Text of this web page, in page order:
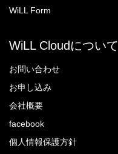
WiLL Form
WiLL Cloudについて
お問い合わせ
お申し込み
会社概要
facebook
個人情報保護方針